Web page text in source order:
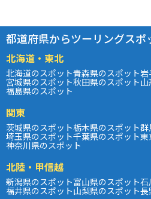
都道府県からツーリングスポ
北海道・東北
北海道のスポット青森県のスポット岩
宮城県のスポット秋田県のスポット山
福島県のスポット
関東
茨城県のスポット栃木県のスポット群
埼玉県のスポット千葉県のスポット東
神奈川県のスポット
北陸・甲信越
新潟県のスポット富山県のスポット石
福井県のスポット山梨県のスポット長